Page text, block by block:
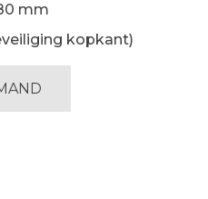
mm
kopkant)